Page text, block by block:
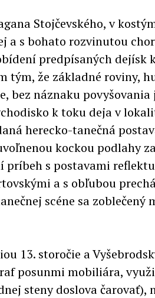
Stojčevského, v
a s bohato rozvinutou
predpísaných dejísk
tým, že základné roviny,
bez náznaku povyšovania
k toku deja v
herecko-tanečná
kockou podlahy
príbeh s postavami
a s obľubou
scéne sa zoblečený
13. storočie a
posunmi mobiliára,
steny doslova čarovať),